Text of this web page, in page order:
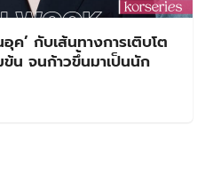
ค’ กับเส้นทางการเติบโต
น จนก้าวขึ้นมาเป็นนัก